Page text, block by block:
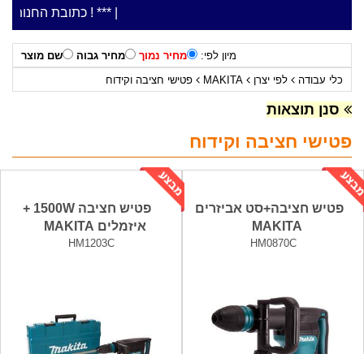
***כתובת החנות: רח' המלאכה 2, ביתן 8 (כניסה ***כלי עבודה להשכרה בתעריף יומי משתלם ! ***
מיון לפי: מחיר נמוך מחיר גבוה
שם מוצר
כלי עבודה
לפי יצרן MAKITA פטישי חציבה וקידוח
סנן תוצאות
פטישי חציבה וקידוח
פטיש חציבה+סט אביזרים
MAKITA
HM0870C
פטיש חציבה 1500W +
איזמלים MAKITA
HM1203C